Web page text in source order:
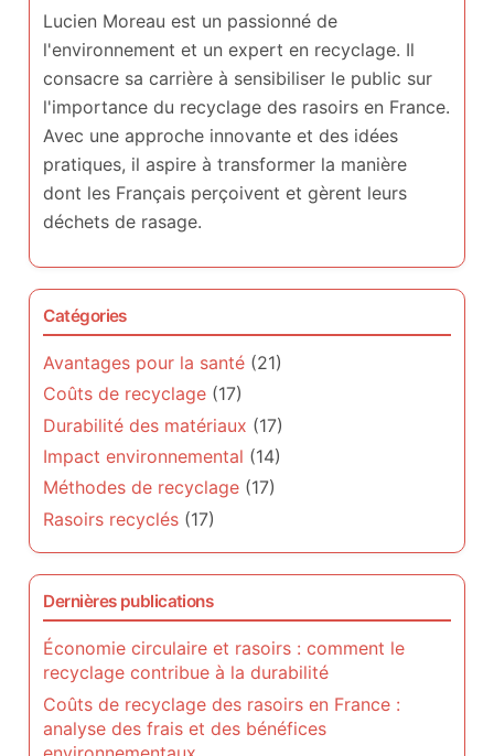
Lucien Moreau est un passionné de
l'environnement et un expert en recyclage. Il
consacre sa carrière à sensibiliser le public sur
l'importance du recyclage des rasoirs en France.
Avec une approche innovante et des idées
pratiques, il aspire à transformer la manière
dont les Français perçoivent et gèrent leurs
déchets de rasage.
Catégories
Avantages pour la santé (21)
Coûts de recyclage (17)
Durabilité des matériaux (17)
Impact environnemental (14)
Méthodes de recyclage (17)
Rasoirs recyclés (17)
Dernières publications
Économie circulaire et rasoirs : comment le
recyclage contribue à la durabilité
Coûts de recyclage des rasoirs en France :
analyse des frais et des bénéfices